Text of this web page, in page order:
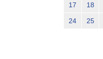
17 18
24 25